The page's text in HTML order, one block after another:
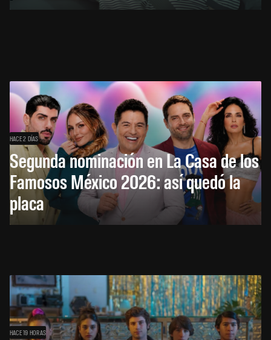
HACE 2 DÍAS
Segunda nominación en La Casa de los
Famosos México 2026: así quedó la
placa
HACE 19 HORAS